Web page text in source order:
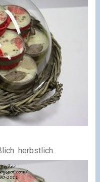
herbstlich..